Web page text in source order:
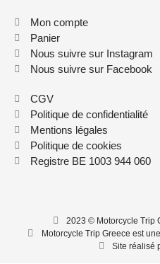
Mon compte
Panier
Nous suivre sur Instagram
Nous suivre sur Facebook
CGV
Politique de confidentialité
Mentions légales
Politique de cookies
Registre BE 1003 944 060
2023 © Motorcycle Trip
Motorcycle Trip Greece est
Site réalisé